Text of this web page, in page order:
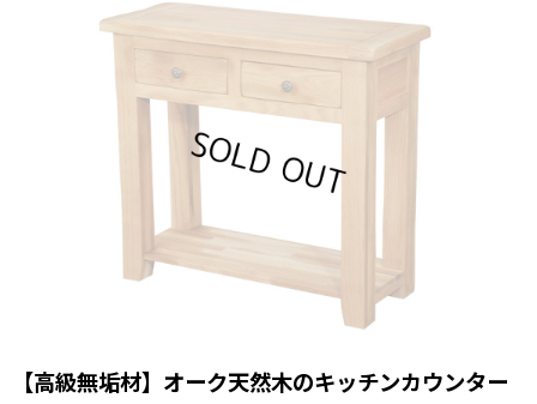
【高級無垢材】オーク天然木のキッチンカウンター